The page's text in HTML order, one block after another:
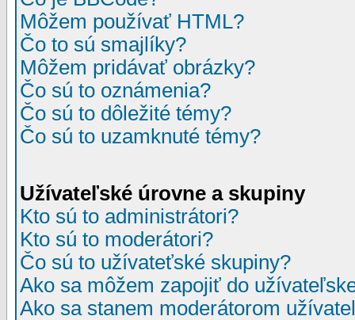
Môžem používať HTML?
Čo to sú smajlíky?
Môžem pridávať obrázky?
Čo sú to oznámenia?
Čo sú to dôležité témy?
Čo sú to uzamknuté témy?
Užívateľské úrovne a skupiny
Kto sú to administrátori?
Kto sú to moderátori?
Čo sú to užívateťské skupiny?
Ako sa môžem zapojiť do
Ako sa stanem moderátorom